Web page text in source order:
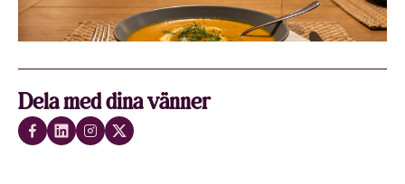
Dela med dina vänner